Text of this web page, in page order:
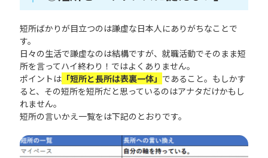
短所ばかりが目立つのは謙虚な日本人にありがちなことで
す。
日々の生活で謙虚なのは結構ですが、就職活動でそのまま短
所を言ってハイ終わり！ではよくありません。
ポイントは「短所と長所は表裏一体」 であること。もしかす
ると、その短所を短所だと思っているのはアナタだけかもし
れません。
短所の言いかえ一覧をは下記のとおりです。